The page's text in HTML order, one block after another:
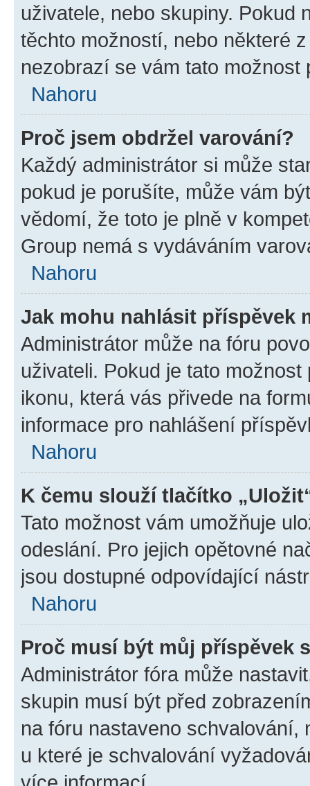
uživatele, nebo skupiny. Pokud
těchto možností, nebo některé
nezobrazí se vám tato
Nahoru
Proč jsem obdržel varování?
Každý administrátor si může
pokud je porušíte, může vám
vědomí, že toto je plně v
Group nemá s vydáváním
Nahoru
Jak mohu nahlásit příspěvek
Administrátor může na fóru
uživateli. Pokud je tato
ikonu, která vás přivede na
informace pro nahlášení
Nahoru
K čemu slouží tlačítko
Tato možnost vám umožňuje
odeslání. Pro jejich opětovné
jsou dostupné odpovídající
Nahoru
Proč musí být můj příspěvek
Administrátor fóra může
skupin musí být před
na fóru nastaveno schvalování,
u které je schvalování